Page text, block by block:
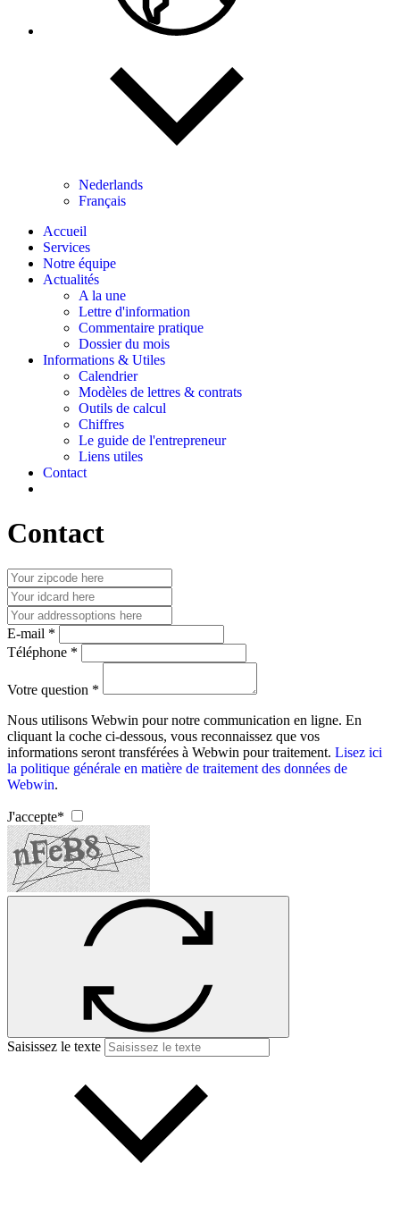
Nederlands
Français
Accueil
Services
Notre équipe
Actualités
A la une
Lettre d'information
Commentaire pratique
Dossier du mois
Informations & Utiles
Calendrier
Modèles de lettres & contrats
Outils de calcul
Chiffres
Le guide de l'entrepreneur
Liens utiles
Contact
Contact
E-mail *
Téléphone *
Votre question *
Nous utilisons Webwin pour notre communication en ligne. En
cliquant la coche ci-dessous, vous reconnaissez que vos
informations seront transférées à Webwin pour traitement. Lisez ici
la politique générale en matière de traitement des données de
Webwin.
J'accepte*
Saisissez le texte